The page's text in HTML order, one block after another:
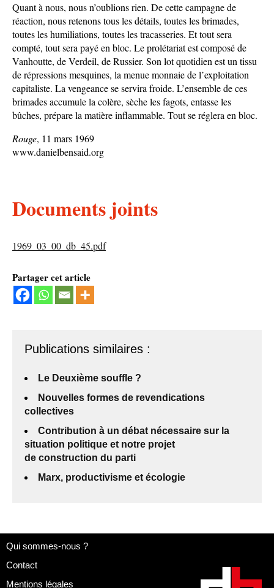
Quant à nous, nous n’oublions rien. De cette campagne de
réaction, nous retenons tous les détails, toutes les brimades,
toutes les humiliations, toutes les tracasseries. Et tout sera
compté, tout sera payé en bloc. Le prolétariat est composé de
Vanhoutte, de Verdeil, de Russier. Son lot quotidien est un tissu
de répressions mesquines, la menue monnaie de l’exploitation
capitaliste. La vengeance se servira froide. L’ensemble de ces
brimades accumule la colère, sèche les fagots, entasse les
bûches, prépare la matière inflammable. Tout se réglera en bloc.
Rouge, 11 mars 1969
www.danielbensaid.org
Documents joints
1969_03_00_db_45.pdf
Partager cet article
Publications similaires :
Le Deuxième souffle ?
Nouvelles formes de revendications
collectives
Contribution à un débat nécessaire sur la
situation politique et notre projet
de construction du parti
Marx, productivisme et écologie
Qui sommes-nous ?
Contact
Mentions légales